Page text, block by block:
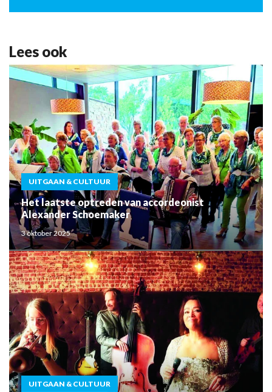
Lees ook
UITGAAN & CULTUUR
Het laatste optreden van accordeonist
Alexander Schoemaker
3 oktober 2025
UITGAAN & CULTUUR